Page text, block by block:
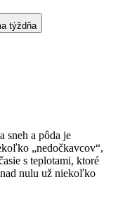
týždňa
sneh a pôda je
„nedočkavcov“,
s teplotami, ktoré
nulu už niekoľko